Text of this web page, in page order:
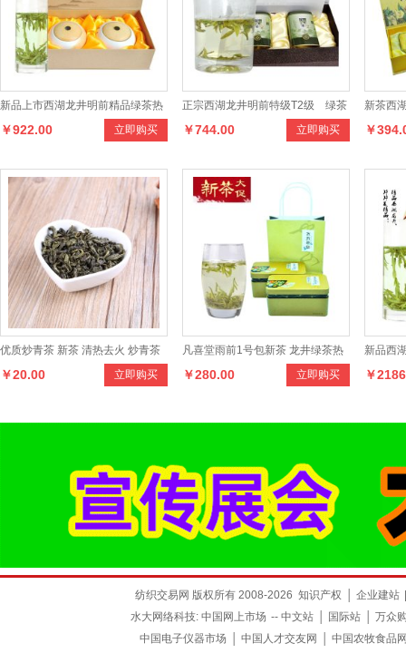
新品上市西湖龙井明前精品绿茶热
销 100克瓷罐装品牌茶叶立即购买
￥922.00
正宗西湖龙井明前特级T2级 绿茶
150克礼盒装茶叶 立即购买
￥744.00
新茶西
礼盒装
￥
优质炒青茶 新茶 清热去火 炒青茶
绿茶 茶叶 立即购买
￥20.00
凡喜堂雨前1号包新茶 龙井绿茶热
销 250克罐装茶叶 立即购买
￥280.00
新品西
纸包装
￥
纺织交易网 版权所有 2008-2026 知识产权 企业建站
水大网络科技: 中国网上市场 -- 中文站 国际站
万众
中国电子仪器市场
中国人才交友网
中国农牧食品